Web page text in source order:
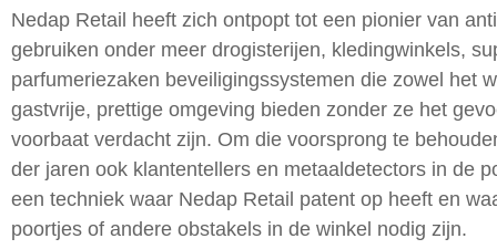
Nedap Retail heeft zich ontpopt tot een pionier van
gebruiken onder meer drogisterijen, kledingwinkels,
parfumeriezaken beveiligingssystemen die zowel het
gastvrije, prettige omgeving bieden zonder ze het
voorbaat verdacht zijn. Om die voorsprong te
der jaren ook klantentellers en metaaldetectors in de
een techniek waar Nedap Retail patent op heeft en
poortjes of andere obstakels in de winkel nodig zijn.